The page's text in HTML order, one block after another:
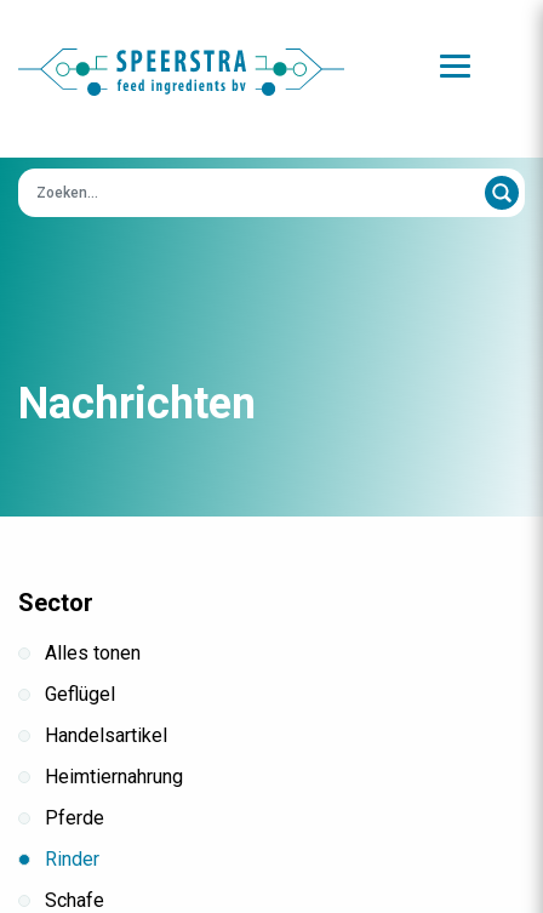
Zoeken op:
Nachrichten
Sector
Alles tonen
Geflügel
Handelsartikel
Heimtiernahrung
Pferde
Rinder
Schafe